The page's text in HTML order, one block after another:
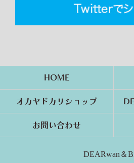
HOME
オカヤドカリショップ
お問い合わせ
DEARwan＆